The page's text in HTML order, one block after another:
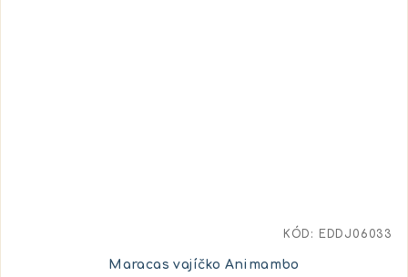
Maracas vajíčko Animambo
KÓD: EDDJ06033